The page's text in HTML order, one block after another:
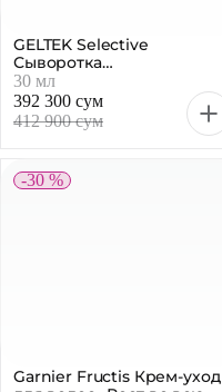
GELTEK Selective
Сыворотка
антиоксидантная C-
Energy, 30 мл
30 мл
392 300 сум
412 900 сум
-30 %
Garnier Fructis Крем-уход